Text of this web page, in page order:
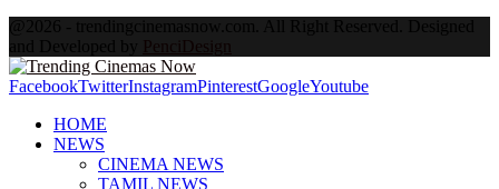
@2026 - trendingcinemasnow.com. All Right Reserved. Designed
and Developed by PenciDesign
FacebookTwitterInstagramPinterestGoogleYoutube
HOME
NEWS
CINEMA NEWS
TAMIL NEWS